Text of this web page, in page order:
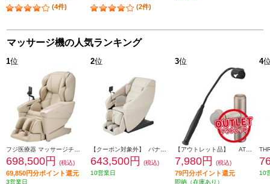
(4件) (2件)
マッサージ機の人気ランキング
1位
698,500円 (税込)
69,850円分ポイント還元
3営業日
2位
643,500円
(税込)
10営業日
3位
7,980円 (税込)
79円分ポイント還元
即納（在庫あり）
4
10